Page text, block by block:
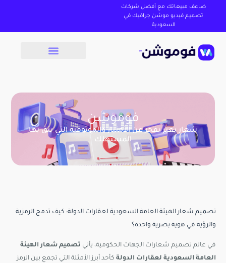
ضاعف مبيعاتك مع أفضل شركات
تصميم فيديو موشن جرافيك في
السعودية
فوموشن
شعار يعبر بفخر عن الأمتياز والموثوقية التي يثق بها
المستهلك
تصميم شعار الهيئة العامة السعودية لعقارات الدولة: كيف تدمج الرمزية
والرؤية في هوية بصرية واحدة؟
في عالم تصميم شعارات الجهات الحكومية، يأتي تصميم شعار الهيئة
العامة السعودية لعقارات الدولة كأحد أبرز الأمثلة التي تجمع بين الرمز